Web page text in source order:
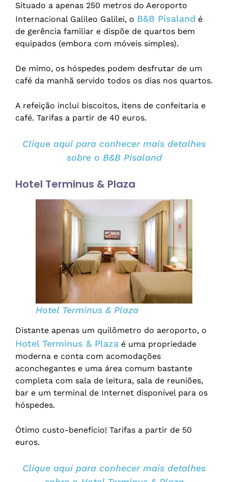
Situado a apenas 250 metros do Aeroporto
Internacional Galileo Galilei, o B&B Pisaland é
de gerência familiar e dispõe de quartos bem
equipados (embora com móveis simples).
De mimo, os hóspedes podem desfrutar de um
café da manhã servido todos os dias nos quartos.
A refeição inclui biscoitos, itens de confeitaria e
café. Tarifas a partir de 40 euros.
Clique aqui para conhecer mais detalhes
sobre o B&B Pisaland
Hotel Terminus & Plaza
Hotel Terminus & Plaza
Distante apenas um quilômetro do aeroporto, o
Hotel Terminus & Plaza é uma propriedade
moderna e conta com acomodações
aconchegantes e uma área comum bastante
completa com sala de leitura, sala de reuniões,
bar e um terminal de Internet disponível para os
hóspedes.
Ótimo custo-benefício! Tarifas a partir de 50
euros.
Clique aqui para conhecer mais detalhes